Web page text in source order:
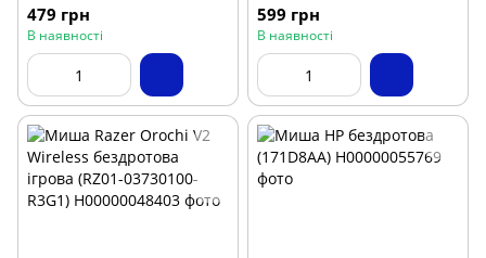
479 грн
В наявності
599 грн
В наявності